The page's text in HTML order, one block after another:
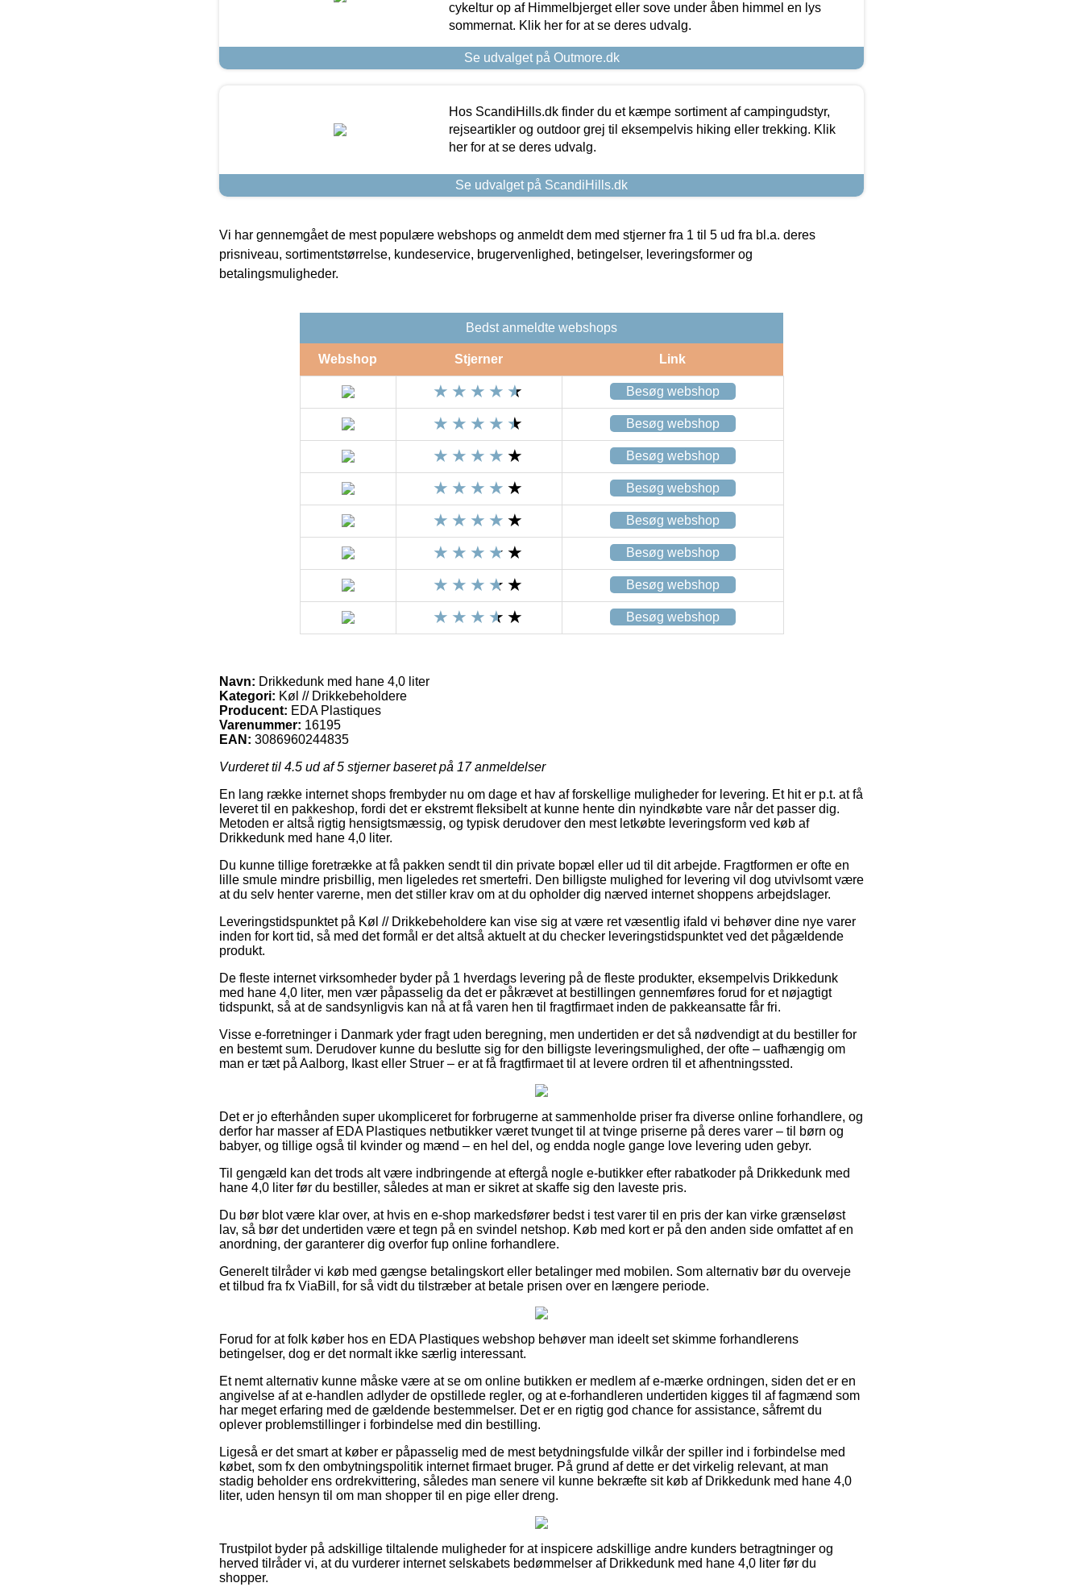
cykeltur op af Himmelbjerget eller sove under åben himmel en lys
sommernat. Klik her for at se deres udvalg.
Se udvalget på Outmore.dk
Hos ScandiHills.dk finder du et kæmpe sortiment af campingudstyr,
rejseartikler og outdoor grej til eksempelvis hiking eller trekking. Klik
her for at se deres udvalg.
Se udvalget på ScandiHills.dk
Vi har gennemgået de mest populære webshops og anmeldt dem med stjerner fra 1 til 5 ud fra bl.a. deres
prisniveau, sortimentstørrelse, kundeservice, brugervenlighed, betingelser, leveringsformer og
betalingsmuligheder.
Bedst anmeldte webshops
Webshop Stjerner Link
Besøg webshop
Besøg webshop
Besøg webshop
Besøg webshop
Besøg webshop
Besøg webshop
Besøg webshop
Besøg webshop
Navn: Drikkedunk med hane 4,0 liter
Kategori: Køl // Drikkebeholdere
Producent: EDA Plastiques
Varenummer: 16195
EAN: 3086960244835
Vurderet til 4.5 ud af 5 stjerner baseret på 17anmeldelser
En lang række internet shops frembyder nu om dage et hav af forskellige muligheder for levering. Et hit er p.t. at få
leveret til en pakkeshop, fordi det er ekstremt fleksibelt at kunne hente din nyindkøbte vare når det passer dig.
Metoden er altså rigtig hensigtsmæssig, og typisk derudover den mest letkøbte leveringsform ved køb af
Drikkedunk med hane 4,0 liter.
Du kunne tillige foretrække at få pakken sendt til din private bopæl eller ud til dit arbejde. Fragtformen er ofte en
lille smule mindre prisbillig, men ligeledes ret smertefri. Den billigste mulighed for levering vil dog utvivlsomt være
at du selv henter varerne, men det stiller krav om at du opholder dig nærved internet shoppens arbejdslager.
Leveringstidspunktet på Køl // Drikkebeholdere kan vise sig at være ret væsentlig ifald vi behøver dine nye varer
inden for kort tid, så med det formål er det altså aktuelt at du checker leveringstidspunktet ved det pågældende
produkt.
De fleste internet virksomheder byder på 1 hverdags levering på de fleste produkter, eksempelvis Drikkedunk
med hane 4,0 liter, men vær påpasselig da det er påkrævet at bestillingen gennemføres forud for et nøjagtigt
tidspunkt, så at de sandsynligvis kan nå at få varen hen til fragtfirmaet inden de pakkeansatte får fri.
Visse e-forretninger i Danmark yder fragt uden beregning, men undertiden er det så nødvendigt at du bestiller for
en bestemt sum. Derudover kunne du beslutte sig for den billigste leveringsmulighed, der ofte – uafhængig om
man er tæt på Aalborg, Ikast eller Struer – er at få fragtfirmaet til at levere ordren til et afhentningssted.
Det er jo efterhånden super ukompliceret for forbrugerne at sammenholde priser fra diverse online forhandlere, og
derfor har masser af EDA Plastiques netbutikker været tvunget til at tvinge priserne på deres varer – til børn og
babyer, og tillige også til kvinder og mænd – en hel del, og endda nogle gange love levering uden gebyr.
Til gengæld kan det trods alt være indbringende at eftergå nogle e-butikker efter rabatkoder på Drikkedunk med
hane 4,0 liter før du bestiller, således at man er sikret at skaffe sig den laveste pris.
Du bør blot være klar over, at hvis en e-shop markedsfører bedst i test varer til en pris der kan virke grænseløst
lav, så bør det undertiden være et tegn på en svindel netshop. Køb med kort er på den anden side omfattet af en
anordning, der garanterer dig overfor fup online forhandlere.
Generelt tilråder vi køb med gængse betalingskort eller betalinger med mobilen. Som alternativ bør du overveje
et tilbud fra fx ViaBill, for så vidt du tilstræber at betale prisen over en længere periode.
Forud for at folk køber hos en EDA Plastiques webshop behøver man ideelt set skimme forhandlerens
betingelser, dog er det normalt ikke særlig interessant.
Et nemt alternativ kunne måske være at se om online butikken er medlem af e-mærke ordningen, siden det er en
angivelse af at e-handlen adlyder de opstillede regler, og at e-forhandleren undertiden kigges til af fagmænd som
har meget erfaring med de gældende bestemmelser. Det er en rigtig god chance for assistance, såfremt du
oplever problemstillinger i forbindelse med din bestilling.
Ligeså er det smart at køber er påpasselig med de mest betydningsfulde vilkår der spiller ind i forbindelse med
købet, som fx den ombytningspolitik internet firmaet bruger. På grund af dette er det virkelig relevant, at man
stadig beholder ens ordrekvittering, således man senere vil kunne bekræfte sit køb af Drikkedunk med hane 4,0
liter, uden hensyn til om man shopper til en pige eller dreng.
Trustpilot byder på adskillige tiltalende muligheder for at inspicere adskillige andre kunders betragtninger og
herved tilråder vi, at du vurderer internet selskabets bedømmelser af Drikkedunk med hane 4,0 liter før du
shopper.